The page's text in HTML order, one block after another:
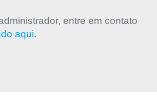
entre em contato
aqui.